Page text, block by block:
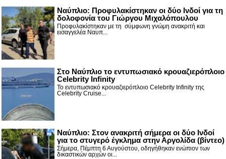
Ναύπλιο: Προφυλακίστηκαν οι δύο Ινδοί για τη
δολοφονία του Γιώργου Μιχαλόπουλου
Προφυλακίστηκαν με τη σύμφωνη γνώμη ανακριτή και
εισαγγελέα Ναυπ...
Στο Ναύπλιο το εντυπωσιακό κρουαζιερόπλοιο
Celebrity Infinity
Το εντυπωσιακό κρουαζιερόπλοιο Celebrity Infinity της
Celebrity Cruise...
Nαύπλιο: Στον ανακριτή σήμερα οι δύο Ινδοί
για το στυγερό έγκλημα στην Αργολίδα (βίντεο)
Σήμερα, Πέμπτη 6 Αυγούστου, οδηγήθηκαν ενώπιον των
δικαστικών αρχών οι...